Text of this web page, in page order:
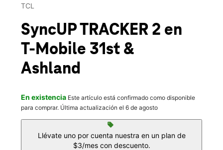
Mar.:
location_on
3150 S Ashland Ave Chicago, IL 60608
TCL
SyncUP TRACKER 2 en
T-Mobile 31st &
Ashland
En existencia Este artículo está confirmado como disponible
para comprar. Última actualización el 6 de agosto
sell
Llévate uno por cuenta nuestra en un plan de
$3/mes con descuento.